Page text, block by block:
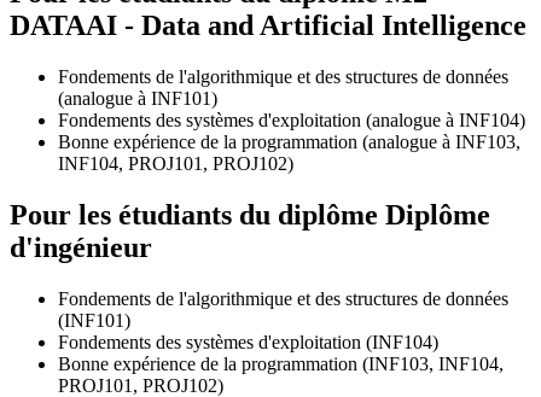
DATAAI - Data and Artificial Intelligence
Fondements de l'algorithmique et des structures de données
(analogue à INF101)
Fondements des systèmes d'exploitation (analogue à INF104)
Bonne expérience de la programmation (analogue à INF103,
INF104, PROJ101, PROJ102)
Pour les étudiants du diplôme Diplôme
d'ingénieur
Fondements de l'algorithmique et des structures de données
(INF101)
Fondements des systèmes d'exploitation (INF104)
Bonne expérience de la programmation (INF103, INF104,
PROJ101, PROJ102)